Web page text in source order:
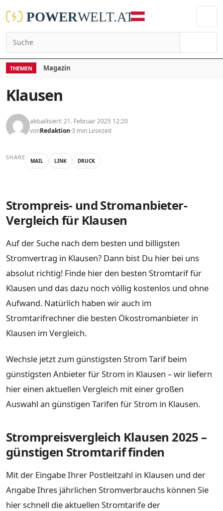
THEMEN Magazin
Klausen
aktualisiert: 21. Februar 2025 12:20
vonRedaktion 3 min Lesezeit
SHARE MAIL LINK DRUCK
Strompreis- und Stromanbieter-
Vergleich für Klausen
Auf der Suche nach dem besten und billigsten
Stromvertrag in Klausen? Dann bist Du hier bei uns
absolut richtig! Finde hier den besten Stromtarif für
Klausen und das dazu noch völlig kostenlos und ohne
Aufwand. Natürlich haben wir auch im
Stromtarifrechner die besten Ökostromanbieter in
Klausen im Vergleich.
Wechsle jetzt zum günstigsten Strom Tarif beim
günstigsten Anbieter für Strom in Klausen – wir liefern
hier einen aktuellen Vergleich mit einer großen
Auswahl an günstigen Tarifen für Strom in Klausen.
Strompreisvergleich Klausen 2025 –
günstigen Stromtarif finden
Mit der Eingabe Ihrer Postleitzahl in Klausen und der
Angabe Ihres jährlichen Stromverbrauchs können Sie
hier schnell die aktuellen Stromtarife der